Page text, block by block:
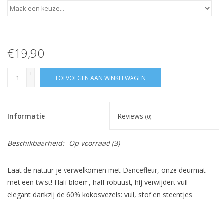
€19,90
+
-
TOEVOEGEN AAN WINKELWAGEN
Informatie Reviews (0)
Beschikbaarheid: Op voorraad(3)
Laat de natuur je verwelkomen met Dancefleur, onze deurmat
met een twist! Half bloem, half robuust, hij verwijdert vuil
elegant dankzij de 60% kokosvezels: vuil, stof en steentjes